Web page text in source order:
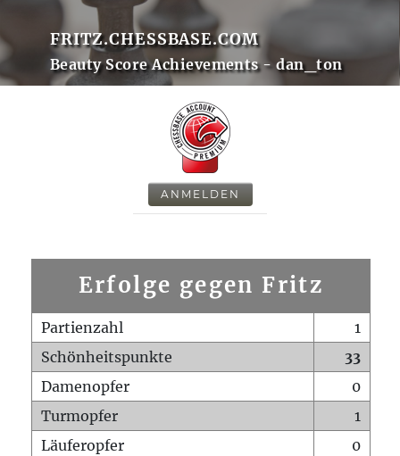
FRITZ.CHESSBASE.COM
Beauty Score Achievements - dan_ton
ANMELDEN
Erfolge gegen Fritz
Partienzahl
1
Schönheitspunkte
33
Damenopfer
0
Turmopfer
1
Läuferopfer
0